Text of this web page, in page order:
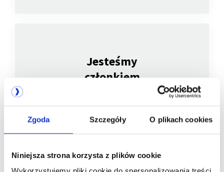
Zgoda Szczegóły O plikach cookies
Niniejsza strona korzysta z plików cookie
Jesteśmy
członkiem